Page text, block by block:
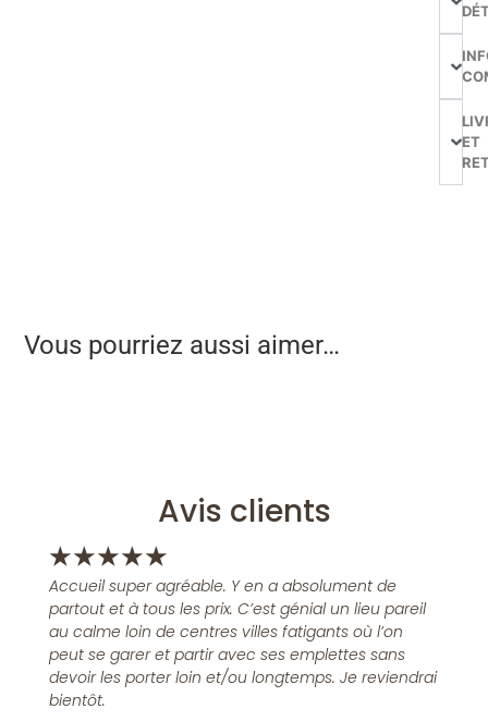
ET
Vous pourriez aussi aimer…
Avis clients
★★★★★
Accueil super agréable. Y en a absolument de
partout et à tous les prix. C’est génial un lieu pareil
au calme loin de centres villes fatigants où l’on
peut se garer et partir avec ses emplettes sans
devoir les porter loin et/ou longtemps. Je reviendrai
bientôt.